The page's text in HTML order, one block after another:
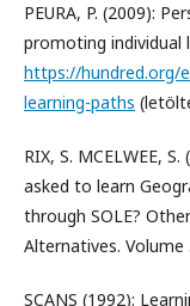
PEURA, P. (2009):
promoting individual
https://hundred.org/
learning-paths
RIX, S. MCELWEE,
asked to learn
through SOLE?
Alternatives. Volume
SCANS (1992):